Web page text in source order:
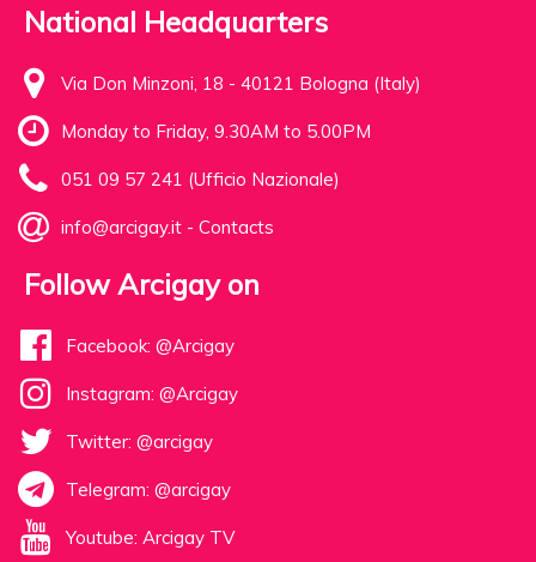
National Headquarters
Via Don Minzoni, 18 - 40121 Bologna (Italy)
Monday to Friday, 9.30AM to 5.00PM
051 09 57 241 (Ufficio Nazionale)
info@arcigay.it - Contacts
Follow Arcigay on
Facebook: @Arcigay
Instagram: @Arcigay
Twitter: @arcigay
Telegram: @arcigay
Youtube: Arcigay TV